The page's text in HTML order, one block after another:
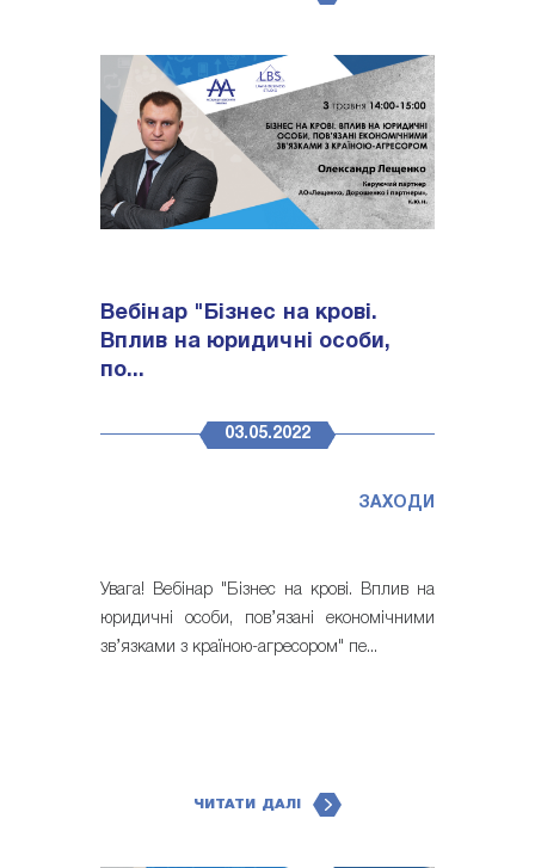
Вебінар "Бізнес на крові.
Вплив на юридичні особи,
по...
03.05.2022
ЗАХОДИ
Увага! Вебінар "Бізнес на крові. Вплив на
юридичні особи, пов’язані економічними
зв’язками з країною-агресором" пе...
ЧИТАТИ ДАЛІ